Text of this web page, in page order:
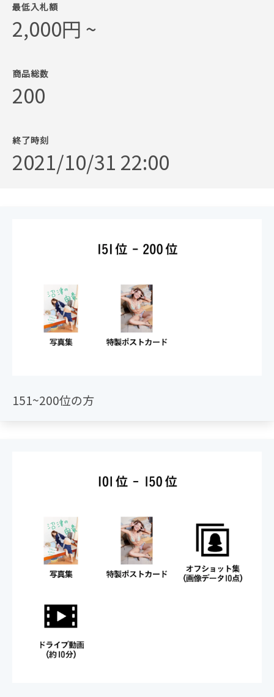
では見事なカラダを赤裸々に見せつけてくれました。
人気タレントの実家グラビアは超貴重！ ご家族のご協
した。
タイトル：藤木由貴写真集「沼津の由貴」
オークション開催期間 : 2021年10月29日（金）22時～31
日（日）22時
版型：B5版・フルカラー・112ページ
こちらの商品を限定200部でオークション販売いたしま
の入札者には生写真3点セットをプレゼント！ しか
も、入札者全員に写真集の画像データを贈呈！
落札の成否に関わらない特典もありますので、ぜひお楽
しみください。
から可能です！
落札順位帯によってスペシャルな特典が付きますので、
ぜひお見逃しなく！
（特典の詳細は公式Twitter
最低入札額
2,000円 ~
商品総数
200
終了時刻
2021/10/31 22:00
151~200位の方